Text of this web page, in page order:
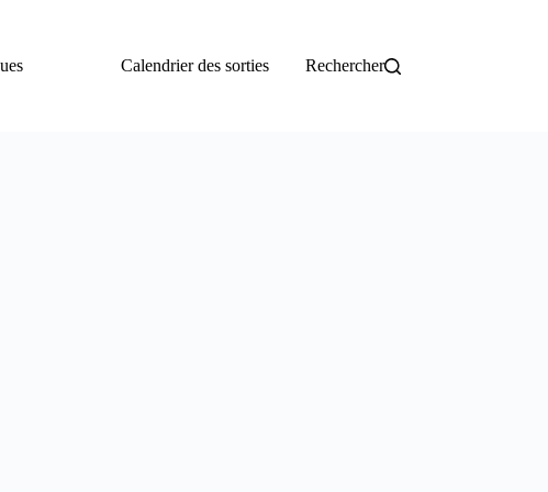
Calendrier des sorties Rechercher